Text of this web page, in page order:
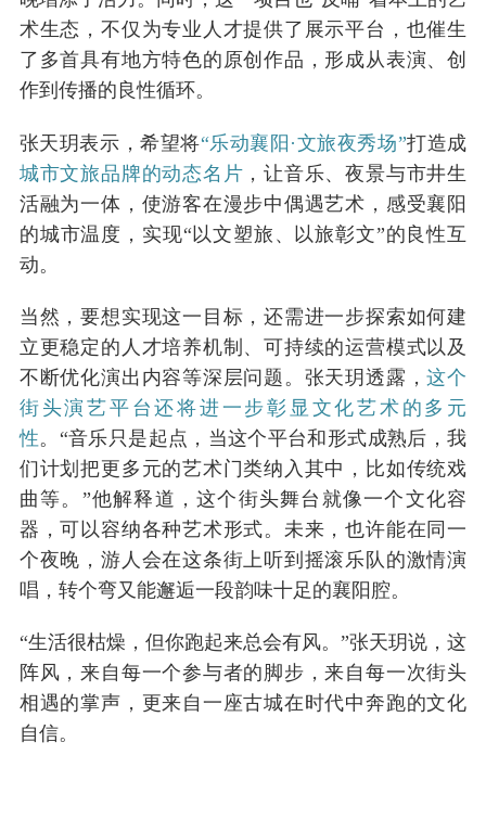
术生态，不仅为专业人才提供了展示平台，也催生
了多首具有地方特色的原创作品，形成从表演、创
作到传播的良性循环。
张天玥表示，希望将“乐动襄阳·文旅夜秀场”打造成
城市文旅品牌的动态名片 ，让音乐、夜景与市井生
活融为一体，使游客在漫步中偶遇艺术，感受襄阳
的城市温度，实现“以文塑旅、以旅彰文”的良性互
动。
当然，要想实现这一目标，还需进一步探索如何建
立更稳定的人才培养机制、可持续的运营模式以及
不断优化演出内容等深层问题。张天玥透露，这个
街头演艺平台还将进一步彰显文化艺术的多元
性。“音乐只是起点，当这个平台和形式成熟后，我
们计划把更多元的艺术门类纳入其中，比如传统戏
曲等。”他解释道，这个街头舞台就像一个文化容
器，可以容纳各种艺术形式。未来，也许能在同一
个夜晚，游人会在这条街上听到摇滚乐队的激情演
唱，转个弯又能邂逅一段韵味十足的襄阳腔。
“生活很枯燥，但你跑起来总会有风。”张天玥说，这
阵风，来自每一个参与者的脚步，来自每一次街头
相遇的掌声，更来自一座古城在时代中奔跑的文化
自信。